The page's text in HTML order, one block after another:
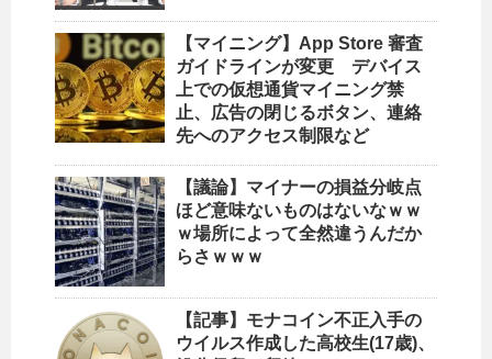
【マイニング】App Store 審査
ガイドラインが変更 デバイス
上での仮想通貨マイニング禁
止、広告の閉じるボタン、連絡
先へのアクセス制限など
【議論】マイナーの損益分岐点
ほど意味ないものはないなｗｗ
ｗ場所によって全然違うんだか
らさｗｗｗ
【記事】モナコイン不正入手の
ウイルス作成した高校生(17歳)、